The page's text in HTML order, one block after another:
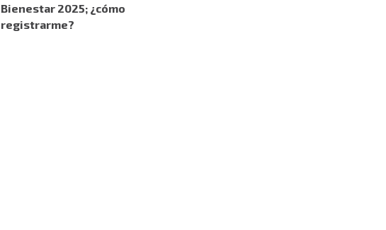
Bienestar 2025; ¿cómo
registrarme?